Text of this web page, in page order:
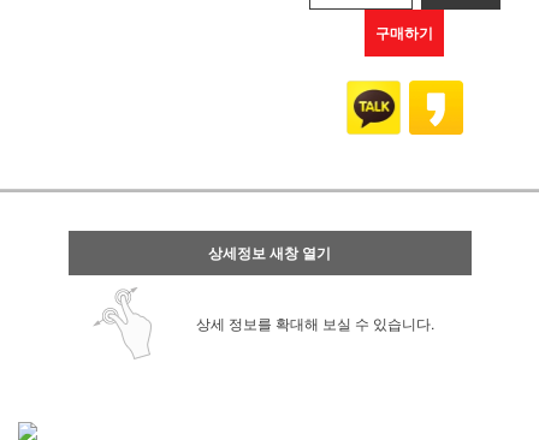
구매하기
상세정보 새창 열기
상세 정보를 확대해 보실 수 있습니다.